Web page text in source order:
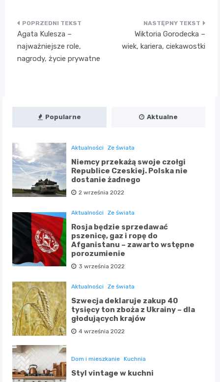
Nawigacja
wpisu
Agata Kulesza –
najważniejsze role,
nagrody, życie prywatne
Wiktoria Gorodecka –
wiek, kariera, ciekawostki
Popularne Aktualne
Aktualności Ze świata
Niemcy przekażą swoje czołgi
Republice Czeskiej. Polska nie
dostanie żadnego
2 września 2022
Aktualności Ze świata
Rosja będzie sprzedawać
pszenicę, gaz i ropę do
Afganistanu – zawarto wstępne
porozumienie
3 września 2022
Aktualności Ze świata
Szwecja deklaruje zakup 40
tysięcy ton zboża z Ukrainy – dla
głodujących krajów
4 września 2022
Dom i mieszkanie Kuchnia
Styl vintage w kuchni